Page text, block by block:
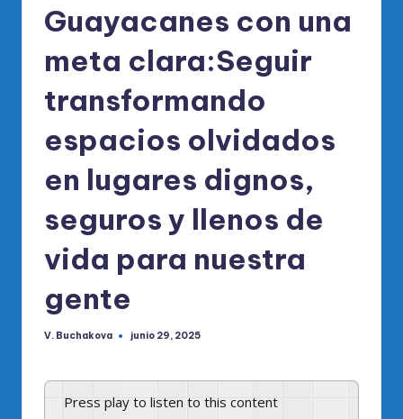
Guayacanes con una
meta clara:Seguir
transformando
espacios olvidados
en lugares dignos,
seguros y llenos de
vida para nuestra
gente
Publicado
V. Buchakova junio 29, 2025
Press play to listen to this content